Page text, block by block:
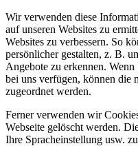
Wir verwenden diese
auf unseren Websites zu
Websites zu verbessern. So
persönlicher gestalten, z. B.
Angebote zu erkennen. Wenn
bei uns verfügen, können die
zugeordnet werden.
Ferner verwenden wir
Webseite gelöscht werden.
Ihre Spracheinstellung usw.